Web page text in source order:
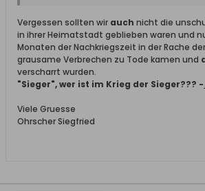
Vergessen sollten wir auch nicht die
in ihrer Heimatstadt geblieben waren und
Monaten der Nachkriegszeit in der Rache
grausame Verbrechen zu Tode kamen und
verscharrt wurden.
"Sieger", wer ist im Krieg der Sieger??? -
Viele Gruesse
Ohrscher Siegfried